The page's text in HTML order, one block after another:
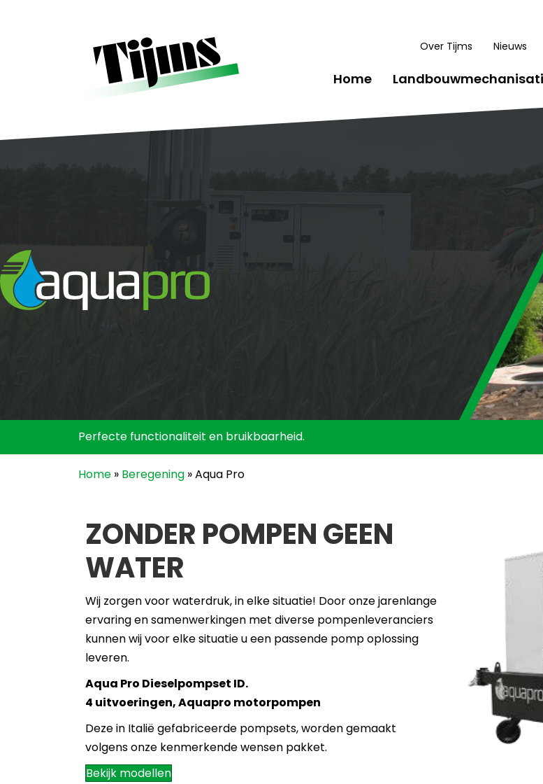
Over Tijms Nieuws
Home
Perfecte functionaliteit en bruikbaarheid.
Home » Beregening »Aqua Pro
ZONDER POMPEN GEEN
WATER
Wij zorgen voor waterdruk, in elke situatie! Door onze jarenlange
ervaring en samenwerkingen met diverse pompenleveranciers
kunnen wij voor elke situatie u een passende pomp oplossing
leveren.
Aqua Pro Dieselpompset ID.
4 uitvoeringen, Aquapro motorpompen
Deze in Italië gefabriceerde pompsets, worden gemaakt
volgens onze kenmerkende wensen pakket.
Bekijk modellen